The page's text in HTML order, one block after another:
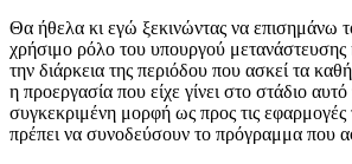
Θα ήθελα κι εγώ ξεκινώντας να επισημάνω
χρήσιμο ρόλο του υπουργού
την διάρκεια της περιόδου που ασκεί τα
η προεργασία που είχε γίνει στο στάδιο αυτό
συγκεκριμένη μορφή ως προς τις εφαρμογές
πρέπει να συνοδεύσουν το πρόγραμμα που